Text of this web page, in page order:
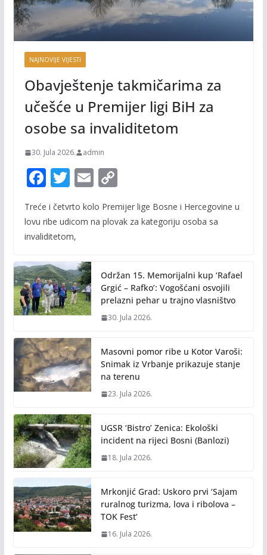
NAJNOVIJE VIJESTI
Obavještenje takmičarima za
učešće u Premijer ligi BiH za
osobe sa invaliditetom
30. Jula 2026. admin
F
ac
e
b
o
k
T
w
itt
er
E
m
ai
C
p
n
k
Treće i četvrto kolo Premijer lige Bosne i Hercegovine u
lovu ribe udicom na plovak za kategoriju osoba sa
invaliditetom,
Održan 15. Memorijalni kup ‘Rafael
Grgić – Rafko’: Vogošćani osvojili
prelazni pehar u trajno vlasništvo
30. Jula 2026.
Masovni pomor ribe u Kotor Varoši:
Snimak iz Vrbanje prikazuje stanje
na terenu
23. Jula 2026.
UGSR ‘Bistro’ Zenica: Ekološki
incident na rijeci Bosni (Banlozi)
18. Jula 2026.
Mrkonjić Grad: Uskoro prvi ‘Sajam
ruralnog turizma, lova i ribolova –
TOK Fest’
16. Jula 2026.